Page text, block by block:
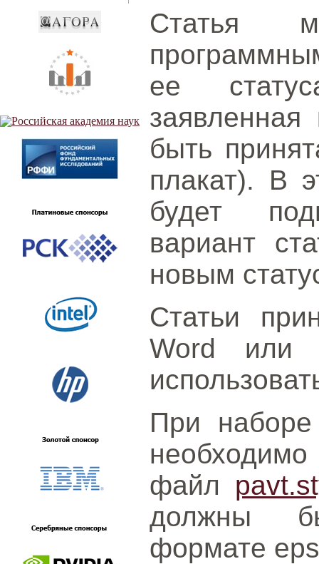
Статья
ее
быть
плакат). В
будет
вариант
новым
Статьи
Word или
При
файл
должны
формате